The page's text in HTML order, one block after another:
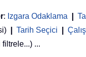
: Izgara Odaklama
Tarih Seçici
...